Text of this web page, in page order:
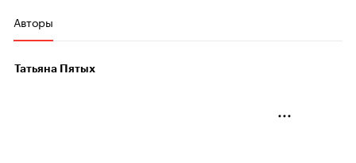
Авторы
Татьяна Пятых